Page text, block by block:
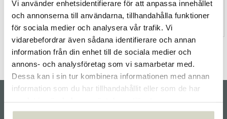
Vi använder enhetsidentifierare för att anpassa innehållet
och annonserna till användarna, tillhandahålla funktioner
för sociala medier och analysera vår trafik. Vi
vidarebefordrar även sådana identifierare och annan
information från din enhet till de sociala medier och
annons- och analysföretag som vi samarbetar med.
Dessa kan i sin tur kombinera informationen med annan
information som du har tillhandahållit eller som de har
HKliving Living and Company